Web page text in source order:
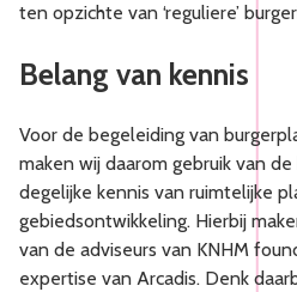
ten opzichte van ‘reguliere’
Belang van kennis
Voor de begeleiding van
maken wij daarom gebruik van
degelijke kennis van ruimtelijke
gebiedsontwikkeling. Hierbij
van de adviseurs van KNHM
expertise van Arcadis. Denk